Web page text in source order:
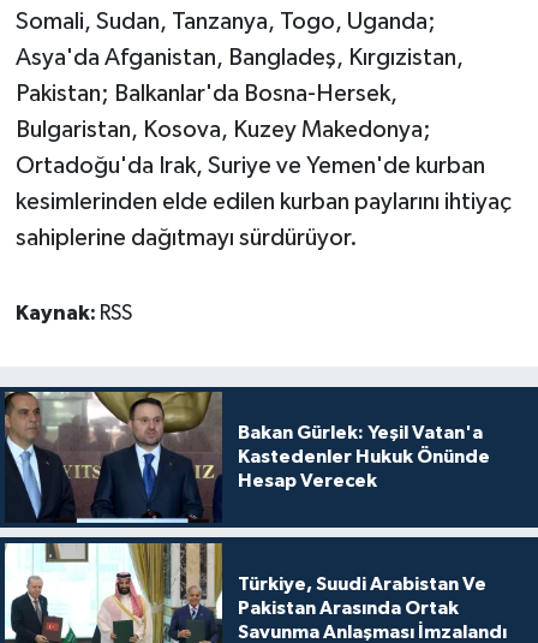
Somali, Sudan, Tanzanya, Togo, Uganda;
Asya'da Afganistan, Bangladeş, Kırgızistan,
Pakistan; Balkanlar'da Bosna-Hersek,
Bulgaristan, Kosova, Kuzey Makedonya;
Ortadoğu'da Irak, Suriye ve Yemen'de kurban
kesimlerinden elde edilen kurban paylarını ihtiyaç
sahiplerine dağıtmayı sürdürüyor.
Kaynak: RSS
Bakan Gürlek: Yeşil Vatan'a
Kastedenler Hukuk Önünde
Hesap Verecek
Türkiye, Suudi Arabistan Ve
Pakistan Arasında Ortak
Savunma Anlaşması İmzalandı